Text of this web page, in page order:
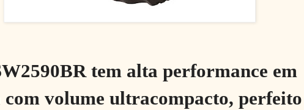
tem alta performance em
com volume ultracompacto, perfeito